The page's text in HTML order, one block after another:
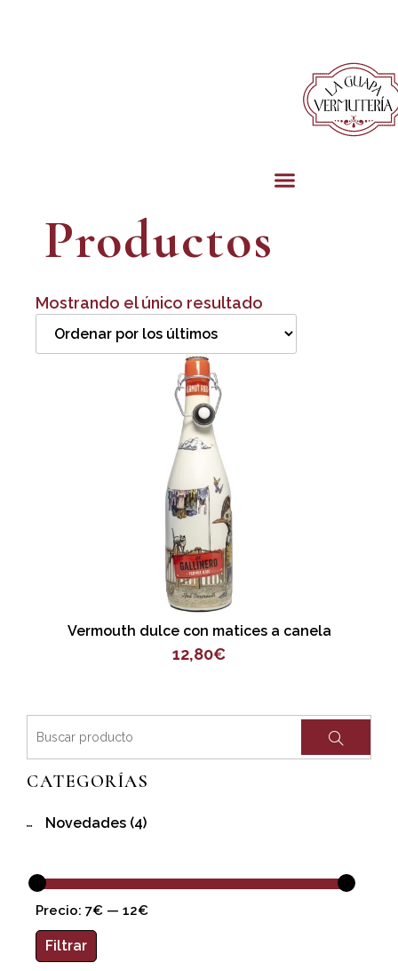
Productos
CATEGORÍAS
Novedades (4)
Filtrar
Precio: 7€ — 12€
Mostrando el único resultado
Añadir al carrito
Vermouth dulce con matices a canela
12,80€